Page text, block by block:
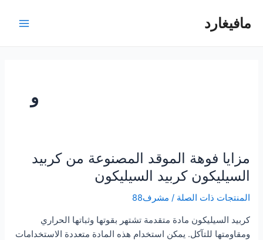
مافيغارد
و
مزايا فوهة الموقد المصنوعة من كربيد
السيليكون كربيد السيليكون
المنتجات ذات الصلة / مشرف88
كربيد السيليكون مادة متقدمة تشتهر بقوتها وثباتها الحراري
ومقاومتها للتآكل. يمكن استخدام هذه المادة متعددة الاستخدامات